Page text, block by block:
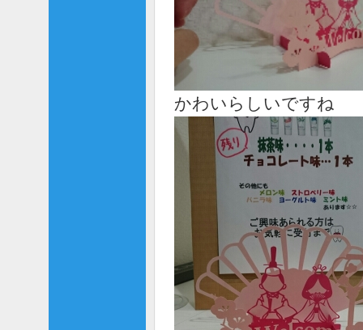
かわいらしいですね